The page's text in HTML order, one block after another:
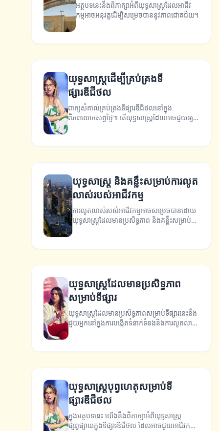
អត្ថបទនេះនឹងពិភាក្សាអំពីយុទ្ធសាស្ត្រដែលអាជីវ
កម្មអាចអនុវត្តដើម្បីសម្រេចបាននូវភាពជោគជ័យ។
យុទ្ធសាស្ត្រដើម្បីគ្រប់គ្រងទី
ផ្សារឌីជីថល
ពាក្យសំគាល់គ្រប់គ្រងទីផ្សារឌីជីថលនៅក្នុង
ពិភពលោកសព្វថ្ងៃ៕ តើយុទ្ធសាស្ត្រដែលអាចជួយឲ្យ
យុទ្ធសាស្ត្រ និងគន្លឹះសម្រាប់ការលូត
លាស់របស់អាជីវកម្ម
ការលូតលាស់របស់អាជីវកម្មអាចសម្រេចបានដោយ
យុទ្ធសាស្ត្រដែលមានប្រសិទ្ធភាព និងគន្លឹះសម្រាប់
ការអភិវឌ្ឍន៍។
យុទ្ធសាស្ត្រដែលមានប្រសិទ្ធភាព
សម្រាប់ទីផ្សារ
យុទ្ធសាស្ត្រដែលមានប្រសិទ្ធភាពសម្រាប់ទីផ្សារនេះនឹង
ជួយអ្នកនៅក្នុងការបង្កើតទំនាក់ទំនងនិងការលូតលាស់
ដើម្បីប្រកួតប្រជែងក្នុងទីផ្សារ។
យុទ្ធសាស្ត្របុព្វហេតុសម្រាប់ទី
ផ្សារឌីជីថល
ក្នុងអត្ថបទនេះ យើងនឹងពិភាក្សាអំពីយុទ្ធសាស្ត្រ
ផ្សព្វផ្សាយក្នុងទីផ្សារឌីជីថល ដែលអាចជួយអាជីវកម្ម